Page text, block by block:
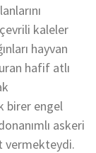
kaleler
hayvan
hafif atlı
birer engel
askeri
vermekteydi.